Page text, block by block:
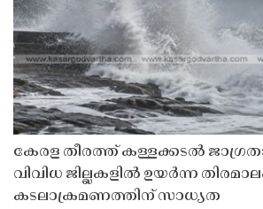
കേരള തീരത്ത് കള്ളക്കടൽ
വിവിധ ജില്ലകളിൽ ഉയർന്ന
കടലാക്രമണത്തിന് സാധ്യത